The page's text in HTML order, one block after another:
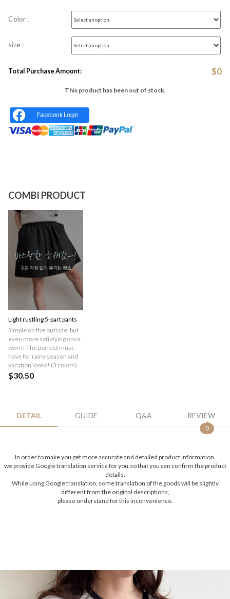
Color :
size :
Total Purchase Amount: $0
This product has been out of stock.
Facebook Login
COMBI PRODUCT
Light rustling 5-part pants
Simple on the outside, but
even more satisfying once
worn! The perfect must-
have for rainy season and
vacation looks! (3 colors)
$30.50
DETAIL GUIDE Q&A REVIEW
0
In order to make you get more accurate and detailed product information,
we provide Google translation service for you,so that you can confirm the product
details.
While using Google translation, some translation of the goods will be slightly
different from the original descriptions,
please understand for this inconvenience.